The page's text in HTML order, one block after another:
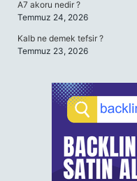
A7 akoru nedir ?
Temmuz 24, 2026
Kalb ne demek tefsir ?
Temmuz 23, 2026